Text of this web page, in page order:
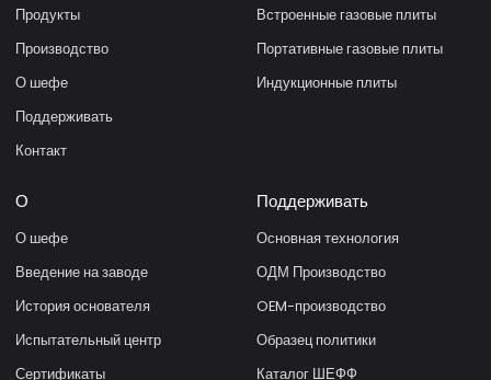
Продукты
Производство
О шефе
Поддерживать
Контакт
Встроенные газовые плиты
Портативные газовые плиты
Индукционные плиты
О
О шефе
Введение на заводе
История основателя
Испытательный центр
Сертификаты
Поддерживать
Основная технология
ОДМ Производство
OEM-производство
Образец политики
Каталог ШЕФФ